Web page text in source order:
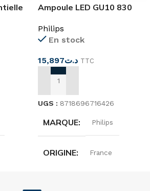
Ampoule LED GU10 830
Philips
En stock
د.ت15,897 TTC
AJOUTER AU PANIER
UGS : 8718696716426
MARQUE Philips
ORIGINE France